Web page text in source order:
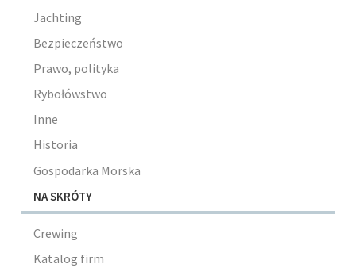
Jachting
Bezpieczeństwo
Prawo, polityka
Rybołówstwo
Inne
Historia
Gospodarka Morska
NA SKRÓTY
Crewing
Katalog firm